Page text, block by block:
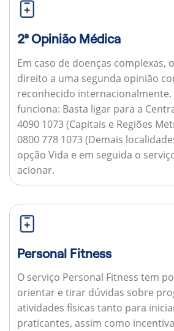
2ª Opinião Médica
Em caso de doenças complexas,
direito a uma segunda opinião
reconhecido internacionalmente.
funciona: Basta ligar para a
4090 1073 (Capitais e Regiões
0800 778 1073 (Demais
opção Vida e em seguida o
acionar.
Personal Fitness
O serviço Personal Fitness tem
orientar e tirar dúvidas sobre
atividades físicas tanto para
praticantes, assim como